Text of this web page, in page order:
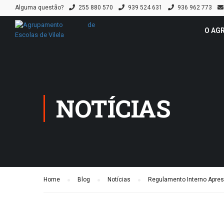
Alguma questão? 255 880 570 939 524 631 936 962 773
O
NOTÍCIAS
Home Blog Notícias Regulamento Interno